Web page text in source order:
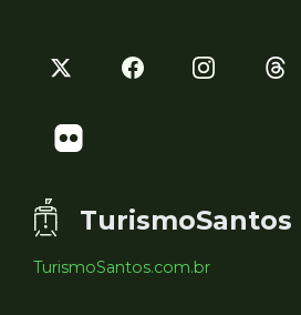
TurismoSantos
TurismoSantos.com.br